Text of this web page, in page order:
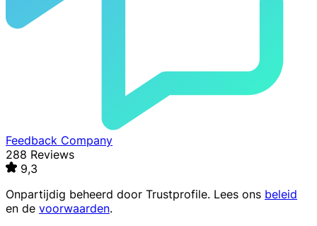
Feedback Company
288 Reviews
9,3
Onpartijdig beheerd door Trustprofile. Lees ons beleid
en de voorwaarden.